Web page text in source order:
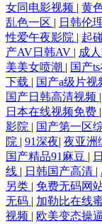
女同电影视频 | 黄
乱色一区 | 日韩伦
性爱午夜影院 | 起
产AV日韩AV | 成
美美女喷潮 | 国产
下载 | 国产a级片视
国产日韩高清视频 |
日本在线视频免费 |
影院 | 国产第一区
院 | 91深夜| 夜亚洲
国产精品91麻豆 |
线 | 日韩国产高清 |
另类 | 免费无码网
无码 | 加勒比在线
视频 | 欧美变态操逼